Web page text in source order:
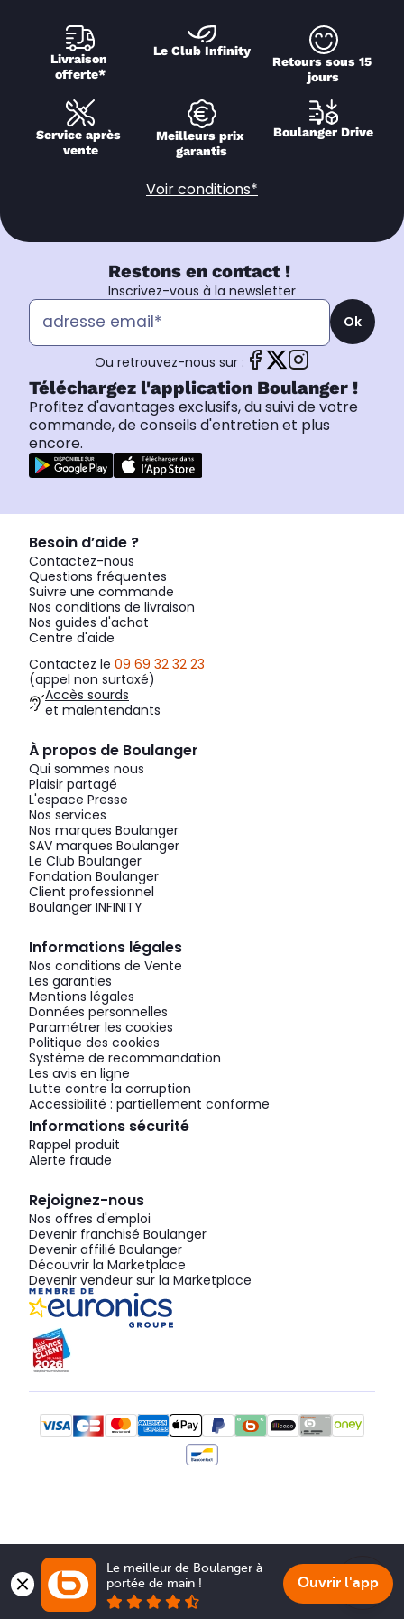
Livraison
offerte*
Le Club Infinity
Retours sous 15
jours
Service après
vente
Meilleurs prix
garantis
Boulanger Drive
Voir conditions*
Restons en contact !
Inscrivez-vous à la newsletter
Ok
Ou retrouvez-nous sur :
Téléchargez l'application Boulanger !
Profitez d'avantages exclusifs, du suivi de votre
commande, de conseils d'entretien et plus
encore.
Besoin d’aide ?
Contactez-nous
Questions fréquentes
Suivre une commande
Nos conditions de livraison
Nos guides d'achat
Centre d'aide
Contactez le 09 69 32 32 23
(appel non surtaxé)
Accès sourds
et malentendants
À propos de Boulanger
Qui sommes nous
Plaisir partagé
L'espace Presse
Nos services
Nos marques Boulanger
SAV marques Boulanger
Le Club Boulanger
Fondation Boulanger
Client professionnel
Boulanger INFINITY
Informations légales
Nos conditions de Vente
Les garanties
Mentions légales
Données personnelles
Paramétrer les cookies
Politique des cookies
Système de recommandation
Les avis en ligne
Lutte contre la corruption
Accessibilité : partiellement conforme
Informations sécurité
Rappel produit
Alerte fraude
Rejoignez-nous
Nos offres d'emploi
Devenir franchisé Boulanger
Devenir affilié Boulanger
Découvrir la Marketplace
Devenir vendeur sur la Marketplace
Le meilleur de Boulanger à
portée de main !
Ouvrir l'app